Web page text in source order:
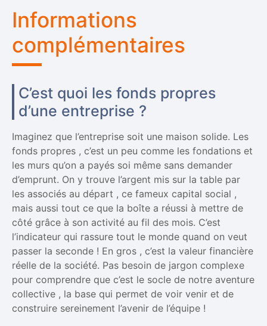
Informations
complémentaires
C’est quoi les fonds propres
d’une entreprise ?
Imaginez que l’entreprise soit une maison solide. Les
fonds propres , c’est un peu comme les fondations et
les murs qu’on a payés soi même sans demander
d’emprunt. On y trouve l’argent mis sur la table par
les associés au départ , ce fameux capital social ,
mais aussi tout ce que la boîte a réussi à mettre de
côté grâce à son activité au fil des mois. C’est
l’indicateur qui rassure tout le monde quand on veut
passer la seconde ! En gros , c’est la valeur financière
réelle de la société. Pas besoin de jargon complexe
pour comprendre que c’est le socle de notre aventure
collective , la base qui permet de voir venir et de
construire sereinement l’avenir de l’équipe !